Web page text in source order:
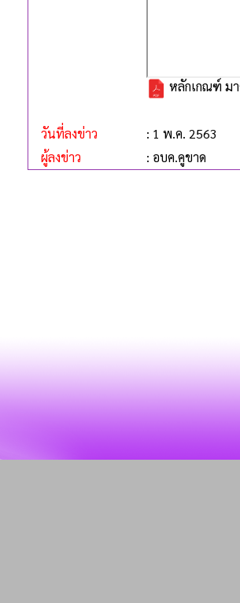
หลักเกณฑ์ มา
วันที่ลงข่าว
: 1 พ.ค. 2563
ผู้ลงข่าว
: อบค.คูขาด